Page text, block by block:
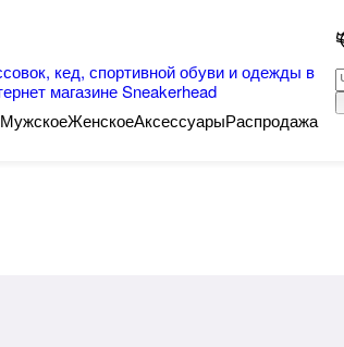
МужскоеЖенскоеАксессуарыРаспродажа